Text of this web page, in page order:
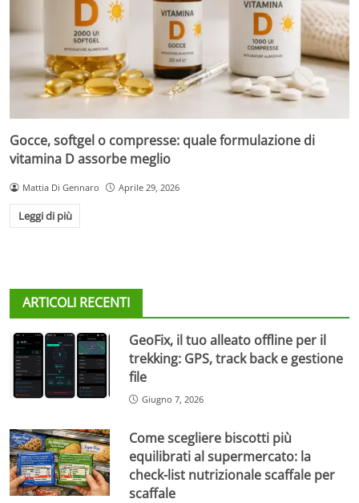
Gocce, softgel o compresse: quale formulazione di
vitamina D assorbe meglio
Mattia Di Gennaro Aprile 29, 2026
Leggi di più
ARTICOLI RECENTI
GeoFix, il tuo alleato offline per il
trekking: GPS, track back e gestione
file
Giugno 7, 2026
Come scegliere biscotti più
equilibrati al supermercato: la
check-list nutrizionale scaffale per
scaffale